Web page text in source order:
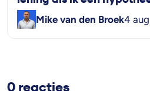
Mike van den Broek4
0 reacties